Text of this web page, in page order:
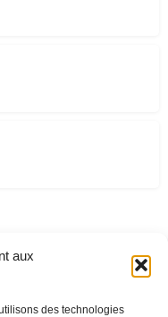
aux
des technologies